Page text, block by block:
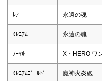
ﾚｱ 永遠の魂
ﾐﾚﾆｱﾑ 永遠の魂
ﾉｰﾏﾙ X・HERO ワ
ﾐﾚﾆｱﾑｺﾞｰﾙﾄﾞ 魔神火炎砲